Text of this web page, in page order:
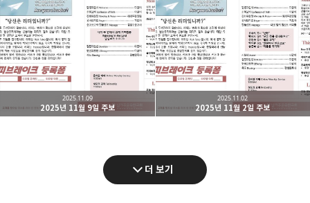
2025년 11월 9일 주보
2025.11.09
2025년 11월 2일 주보
2025.11.02
더 보기